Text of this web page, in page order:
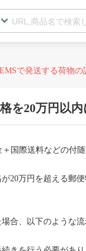
語
EMSで発送する荷物
を20万円以
国際送料などの付
20万円を超える郵
合、以下のような